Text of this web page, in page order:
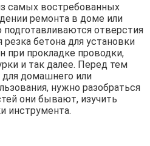
самых востребованных
ремонта в доме или
отверстия
бетона для установки
при прокладке проводки,
и так далее. Перед тем
домашнего или
нужно разобраться
они бывают, изучить
инструмента.